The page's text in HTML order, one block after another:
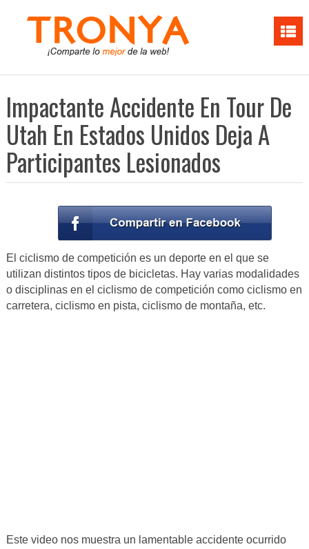
Impactante Accidente En Tour De
Utah En Estados Unidos Deja A
Participantes Lesionados
El ciclismo de competición es un deporte en el que se
utilizan distintos tipos de bicicletas. Hay varias modalidades
o disciplinas en el ciclismo de competición como ciclismo en
carretera, ciclismo en pista, ciclismo de montaña, etc.
Este video nos muestra un lamentable accidente ocurrido